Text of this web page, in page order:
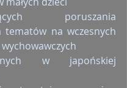
poruszania
tematów na wczesnych
w japońskiej